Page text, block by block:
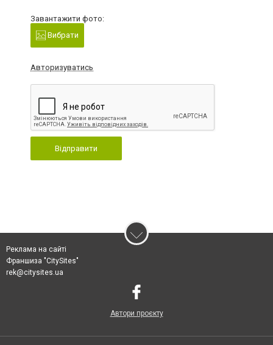
Завантажити фото:
Вибрати
Авторизуватись
Відправити
Реклама на сайті
Франшиза "CitySites"
rek@citysites.ua
Автори проєкту